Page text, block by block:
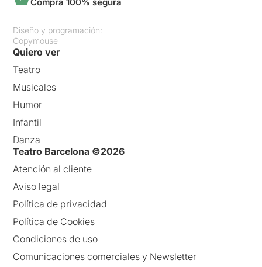
Diseño y programación:
Copymouse
Quiero ver
Teatro
Musicales
Humor
Infantil
Danza
Teatro Barcelona ©2026
Atención al cliente
Aviso legal
Política de privacidad
Política de Cookies
Condiciones de uso
Comunicaciones comerciales y Newsletter